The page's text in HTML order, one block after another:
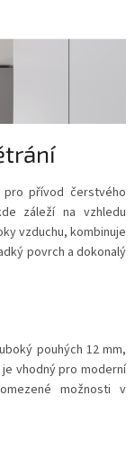
přívod čerstvého
záleží na vzhledu
vzduchu, kombinuje
povrch a dokonalý
pouhých 12 mm,
vhodný pro moderní
možnosti v